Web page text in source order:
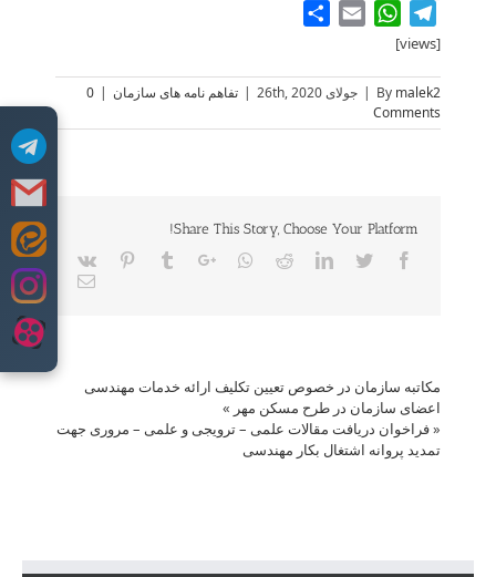
to
Telegram
WhatsApp
Email
[views]
By malek2
| جولای 26th, 2020 | تفاهم نامه های سازمان |
0
Comments
Share This Story, Choose Your Platform!
Facebook
Twitter
LinkedIn
Reddit
Whatsapp
Google+
Tumblr
Pinterest
Vk
Email
مکاتبه سازمان در خصوص تعیین تکلیف ارائه خدمات مهندسی
اعضای سازمان در طرح مسکن مهر »
«فراخوان دریافت مقالات علمی – ترویجی و علمی – مروری جهت
تمدید پروانه اشتغال بکار مهندسی